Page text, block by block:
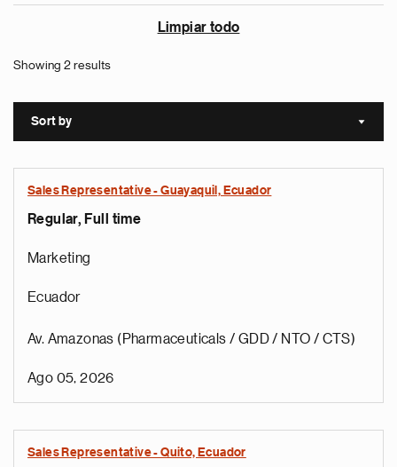
Limpiar todo
Showing 2 results
Sort by Sort
Sales Representative - Guayaquil, Ecuador
Regular, Full time
Marketing
Ecuador
Av. Amazonas (Pharmaceuticals / GDD / NTO / CTS)
Ago 05, 2026
Sales Representative - Quito, Ecuador